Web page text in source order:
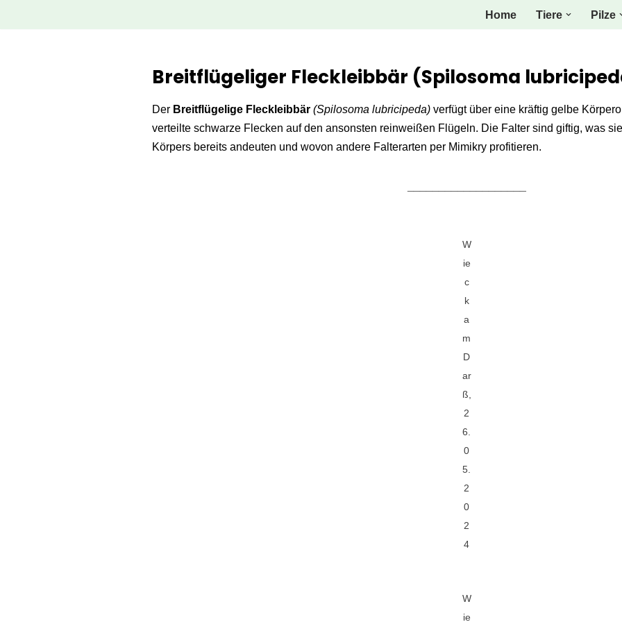
Home Tiere Pilze
Breitflügeliger Fleckleibbär (Spilosoma
Der Breitflügelige Fleckleibbär (Spilosoma lubricipeda) verfügt über eine kräftig gelbe
verteilte schwarze Flecken auf den ansonsten reinweißen Flügeln. Die Falter sind giftig, was
Körpers bereits andeuten und wovon andere Falterarten per Mimikry profitieren.
W
ie
c
k
a
m
D
ar
ß,
2
6.
0
5.
2
0
2
4
W
ie